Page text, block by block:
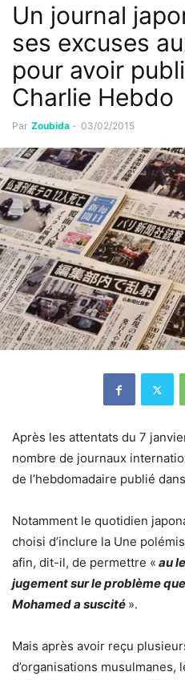
Un journal
ses excuses
pour avoir
Charlie Hebdo
Par Zoubida - 03/02/2015
Après les attentats du 7
nombre de journaux
de l’hebdomadaire publié
Notamment le quotidien
choisi d’inclure la Une
afin, dit-il, de permettre « au
jugement sur le problème
Mohamed a suscité ».
Mais après avoir reçu
d’organisations musulmanes,